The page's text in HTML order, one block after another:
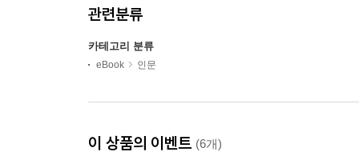
관련분류
카테고리 분류
eBook 인문
이 상품의 이벤트 (6개)